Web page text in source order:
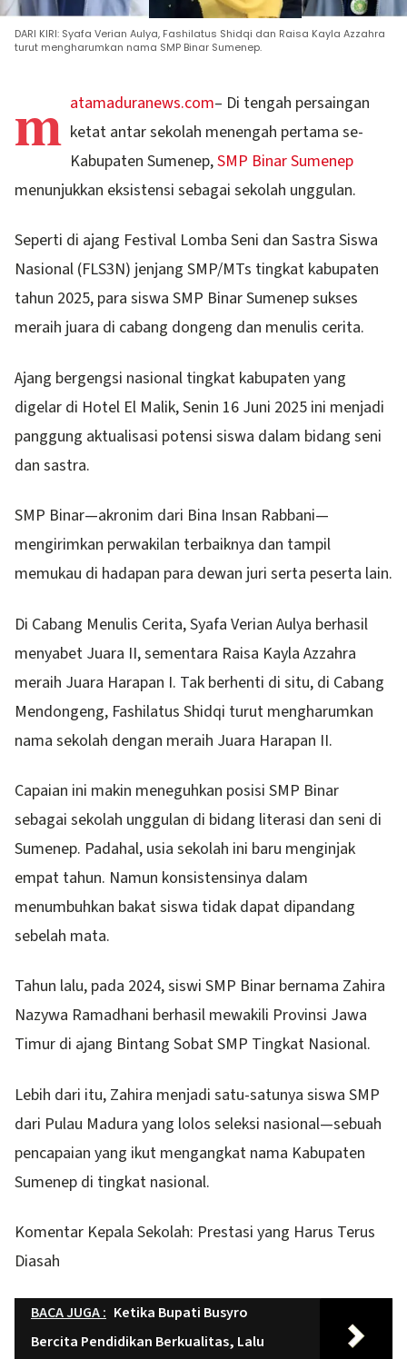
DARI KIRI: Syafa Verian Aulya, Fashilatus Shidqi dan Raisa Kayla Azzahra
turut mengharumkan nama SMP Binar Sumenep.
m atamaduranews.com– Di tengah persaingan
ketat antar sekolah menengah pertama se-
Kabupaten Sumenep,SMP Binar Sumenep
menunjukkan eksistensi sebagai sekolah unggulan.
Seperti di ajang Festival Lomba Seni dan Sastra Siswa
Nasional (FLS3N) jenjang SMP/MTs tingkat kabupaten
tahun 2025, para siswa SMP Binar Sumenep sukses
meraih juara di cabang dongeng dan menulis cerita.
Ajang bergengsi nasional tingkat kabupaten yang
digelar di Hotel El Malik, Senin 16 Juni 2025 ini menjadi
panggung aktualisasi potensi siswa dalam bidang seni
dan sastra.
SMP Binar—akronim dari Bina Insan Rabbani—
mengirimkan perwakilan terbaiknya dan tampil
memukau di hadapan para dewan juri serta peserta lain.
Di Cabang Menulis Cerita, Syafa Verian Aulya berhasil
menyabet Juara II, sementara Raisa Kayla Azzahra
meraih Juara Harapan I. Tak berhenti di situ, di Cabang
Mendongeng, Fashilatus Shidqi turut mengharumkan
nama sekolah dengan meraih Juara Harapan II.
Capaian ini makin meneguhkan posisi SMP Binar
sebagai sekolah unggulan di bidang literasi dan seni di
Sumenep. Padahal, usia sekolah ini baru menginjak
empat tahun. Namun konsistensinya dalam
menumbuhkan bakat siswa tidak dapat dipandang
sebelah mata.
Tahun lalu, pada 2024, siswi SMP Binar bernama Zahira
Nazywa Ramadhani berhasil mewakili Provinsi Jawa
Timur di ajang Bintang Sobat SMP Tingkat Nasional.
Lebih dari itu, Zahira menjadi satu-satunya siswa SMP
dari Pulau Madura yang lolos seleksi nasional—sebuah
pencapaian yang ikut mengangkat nama Kabupaten
Sumenep di tingkat nasional.
Komentar Kepala Sekolah: Prestasi yang Harus Terus
Diasah
BACA JUGA : Ketika Bupati Busyro
Bercita Pendidikan Berkualitas, Lalu